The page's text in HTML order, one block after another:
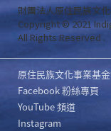
財團法人原住民族文
Copyright © 2021
All Rights Reserved .
原住民族文化事業基
Facebook 粉絲專頁
YouTube 頻道
Instagram